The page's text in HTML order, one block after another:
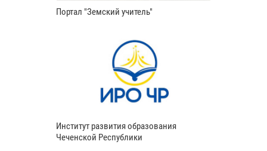
Портал "Земский учитель"
Институт развития образования
Чеченской Республики